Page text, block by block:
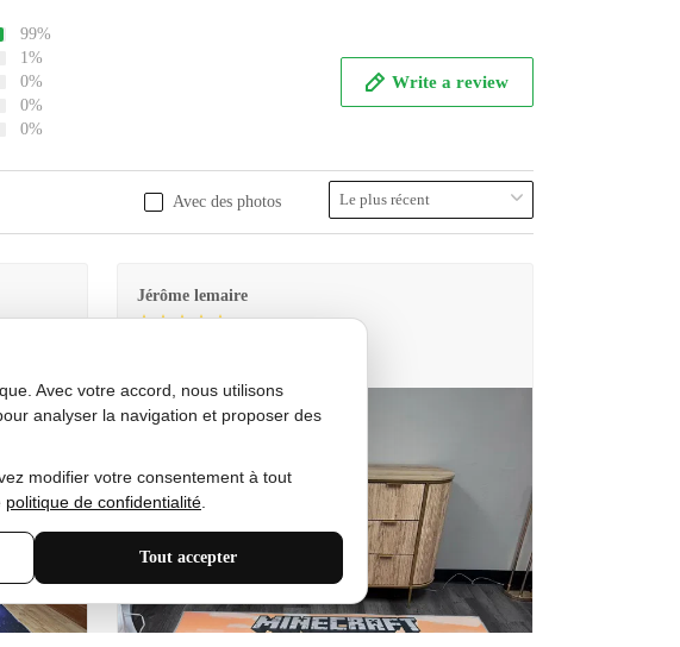
99%
1%
0%
0%
0%
Write a review
Avec des photos
Jérôme lemaire
Avec votre accord, nous utilisons
analyser la navigation et proposer des
modifier votre consentement à tout
politique de confidentialité
Tout accepter